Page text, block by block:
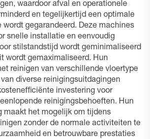
waardoor afval en operationele
en tegelijkertijd een optimale
wordt gegarandeerd. Deze machines
snelle installatie en eenvoudig
stilstandstijd wordt geminimaliseerd
wordt gemaximaliseerd. Hun
reinigen van verschillende vloertype
diverse reinigingsuitdagingen
investering voor
reinigingsbehoeften. Hun
maakt het mogelijk om tijdens
zonder de normale activiteiten te
en betrouwbare prestaties